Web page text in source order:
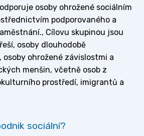
osoby ohrožené sociálním
podporovaného a
Cílovu skupinou jsou
osoby dlouhodobě
osoby ohrožené závislostmi a
menšin, včetně osob z
prostředí, imigrantů a
sociální?